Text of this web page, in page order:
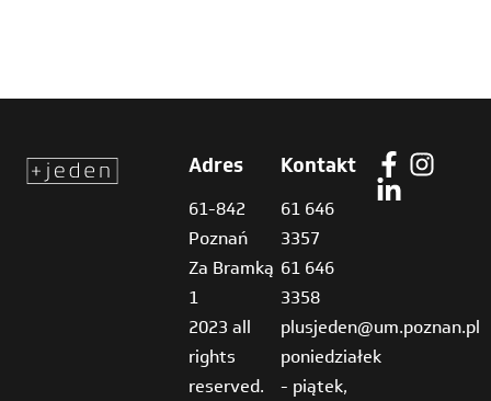
Adres
61-842
Poznań
Za Bramką
1
2023 all
rights
reserved.
Kontakt
61 646
3357
61 646
3358
plusjeden@um.poznan.pl
poniedziałek
- piątek,